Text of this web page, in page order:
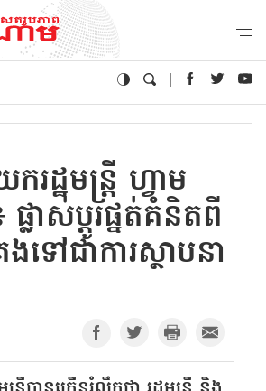
ដ្ឋមន្ត្រី ហ្វាម
ាស់ប្តូរផ្នត់គំនិតពី
ងទៅជាការស្ថាបនា